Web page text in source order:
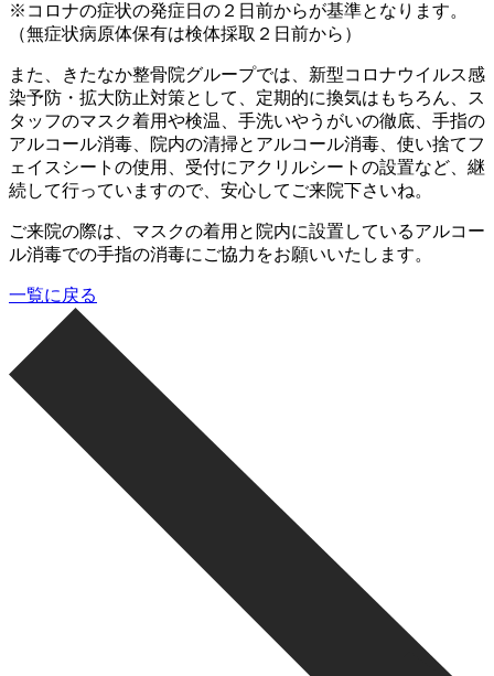
※コロナの症状の発症日の２日前からが基準となります。
（無症状病原体保有は検体採取２日前から）
また、きたなか整骨院グループでは、新型コロナウイルス感
染予防・拡大防止対策として、定期的に換気はもちろん、ス
タッフのマスク着用や検温、手洗いやうがいの徹底、手指の
アルコール消毒、院内の清掃とアルコール消毒、使い捨てフ
ェイスシートの使用、受付にアクリルシートの設置など、継
続して行っていますので、安心してご来院下さいね。
ご来院の際は、マスクの着用と院内に設置しているアルコー
ル消毒での手指の消毒にご協力をお願いいたします。
一覧に戻る